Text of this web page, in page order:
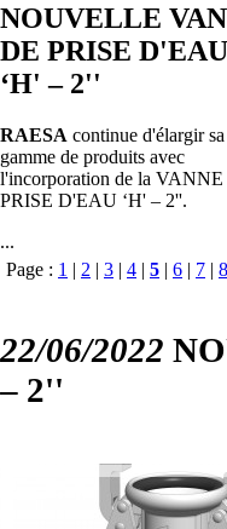
NOUVELLE
DE PRISE D'EAU
‘H' – 2''
RAESA continue d'élargir sa
gamme de produits avec
l'incorporation de la
PRISE D'EAU ‘H' – 2''.
...
Page : 1 | 2 | 3 | 4 | 5 | 6 | 7 | 8
22/06/2022
– 2''